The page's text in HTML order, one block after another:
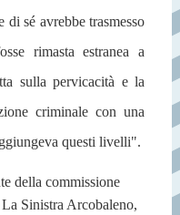
di sé avrebbe trasmesso
rimasta estranea a
sulla pervicacità e la
criminale con una
questi livelli".
della commissione
Sinistra Arcobaleno,